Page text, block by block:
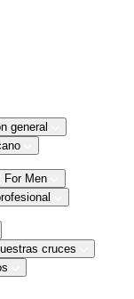
general
For Men
cruces